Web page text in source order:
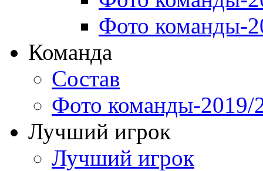
Фото команды-
Команда
Состав
Фото команды-2019/
Лучший игрок
Лучший игрок